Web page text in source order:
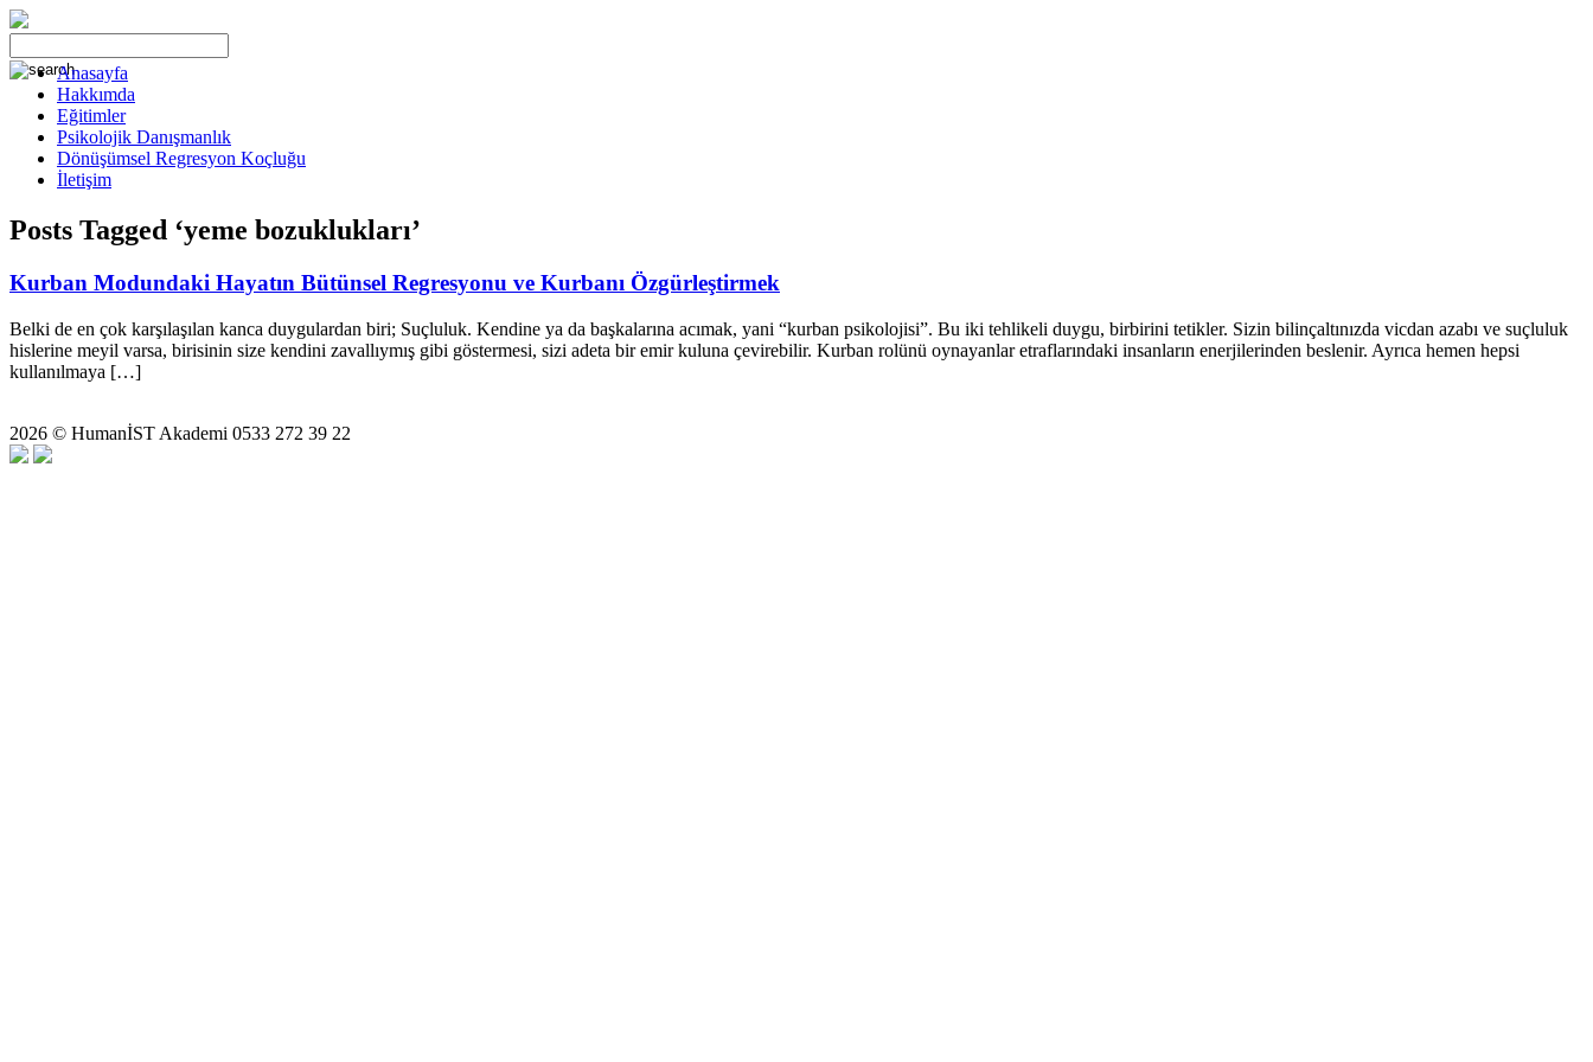
Anasayfa
Hakkımda
Eğitimler
Psikolojik Danışmanlık
Dönüşümsel Regresyon Koçluğu
İletişim
Posts Tagged ‘yeme bozuklukları’
Kurban Modundaki Hayatın Bütünsel Regresyonu ve Kurbanı Özgürleştirmek
Belki de en çok karşılaşılan kanca duygulardan biri; Suçluluk. Kendine ya da başkalarına acımak, yani “kurban psikolojisi”. Bu iki tehlikeli duygu, birbirini tetikler. Sizin bilinçaltınızda vicdan azabı ve suçluluk
hislerine meyil varsa, birisinin size kendini zavallıymış gibi göstermesi, sizi adeta bir emir kuluna çevirebilir. Kurban rolünü oynayanlar etraflarındaki insanların enerjilerinden beslenir. Ayrıca hemen hepsi
kullanılmaya […]
2026 © HumanİST Akademi 0533 272 39 22